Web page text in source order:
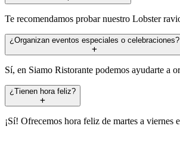
Te recomendamos probar nuestro Lobster
¿Organizan eventos especiales o celebraciones?
Sí, en Siamo Ristorante podemos ayudarte a
¿Tienen hora feliz?
¡Sí! Ofrecemos hora feliz de martes a